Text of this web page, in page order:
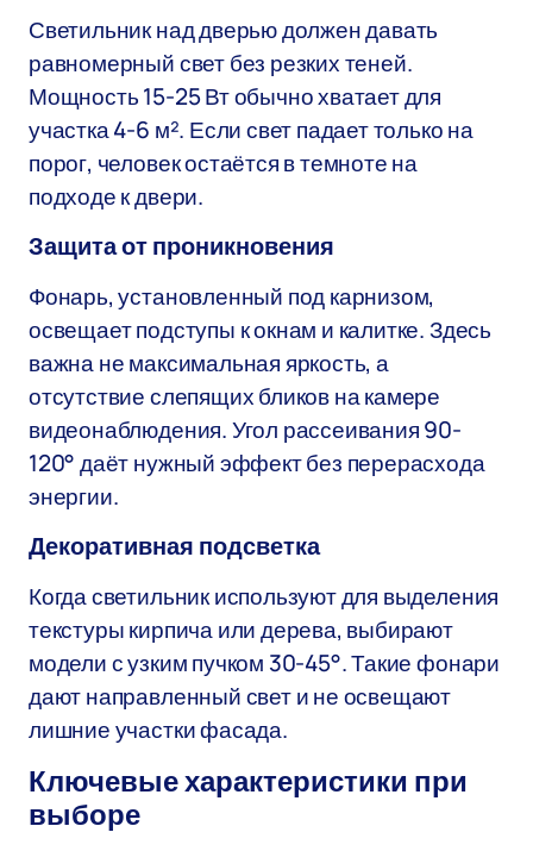
Светильник над дверью должен давать
равномерный свет без резких теней.
Мощность 15-25 Вт обычно хватает для
участка 4-6 м². Если свет падает только на
порог, человек остаётся в темноте на
подходе к двери.
Защита от проникновения
Фонарь, установленный под карнизом,
освещает подступы к окнам и калитке. Здесь
важна не максимальная яркость, а
отсутствие слепящих бликов на камере
видеонаблюдения. Угол рассеивания 90-
120° даёт нужный эффект без перерасхода
энергии.
Декоративная подсветка
Когда светильник используют для выделения
текстуры кирпича или дерева, выбирают
модели с узким пучком 30-45°. Такие фонари
дают направленный свет и не освещают
лишние участки фасада.
Ключевые характеристики при
выборе